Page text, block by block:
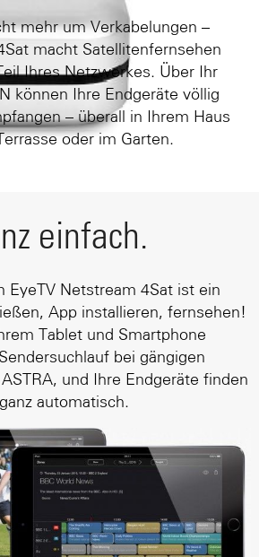
mehr um Verkabelungen –
macht Satellitenfernsehen
Ihres Netzwerkes. Über Ihr
können Ihre Endgeräte völlig
– überall in Ihrem Haus
oder im Garten.
einfach.
EyeTV Netstream 4Sat ist ein
App installieren, fernsehen!
Tablet und Smartphone
bei gängigen
und Ihre Endgeräte finden
automatisch.